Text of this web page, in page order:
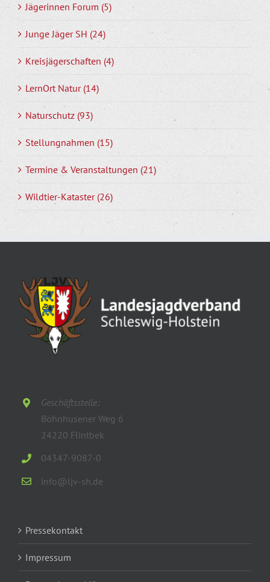
Jägerinnen Forum (5)
Junge Jäger SH (24)
Kreisjägerschaften (4)
LernOrt Natur (14)
Naturschutz (93)
Stellungnahmen (15)
Termine & Veranstaltungen (21)
Wildtier-Kataster (26)
Geschäftsstelle:
Böhnhusener Weg 6
24220 Flintbek
04347-9087-0
info@ljv-sh.de
Pressekontakt
Impressum